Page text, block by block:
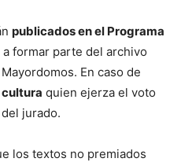
publicados en el Programa
a formar parte del archivo
En caso de
quien ejerza el voto
jurado.
los textos no premiados